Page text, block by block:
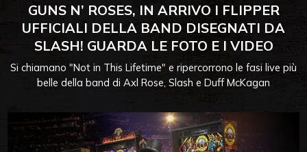
GUNS N’ ROSES, IN ARRIVO I FLIPPER
UFFICIALI DELLA BAND DISEGNATI DA
SLASH! GUARDA LE FOTO E I VIDEO
Si chiamano "Not in This Lifetime" e ripercorrono le fasi live più
belle della band di Axl Rose, Slash e Duff McKagan